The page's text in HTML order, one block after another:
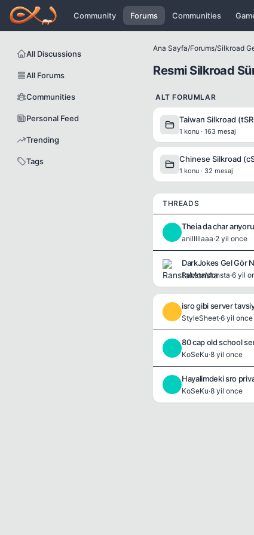
Icerige atla
Community Forums Communities
All Discussions
All Forums
Communities
Personal Feed
Trending
Tags
Ana Sayfa/Forums/Silkroad
Resmi Silkroad
ALT FORUMLAR
Taiwan Silkroad
1 konu · 163 mesaj
Chinese Silkroad
1 konu · 32 mesaj
THREADS
Theia da char
anilllllaaa·2 yil once
DarkJokes Gel Gör
RanstaMonsta·6 yil
isro gibi server
StyleSheet·6 yil once
80 cap old school
KoSeKu·8 yil once
Hayalimdeki sro
KoSeKu·8 yil once